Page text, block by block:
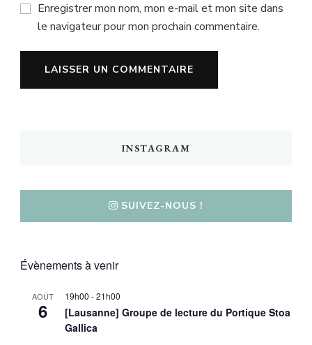
Enregistrer mon nom, mon e-mail et mon site dans
le navigateur pour mon prochain commentaire.
INSTAGRAM
SUIVEZ-NOUS !
Évènements à venir
AOÛT
6
19h00 -21h00
[Lausanne] Groupe de lecture du Portique Stoa
Gallica